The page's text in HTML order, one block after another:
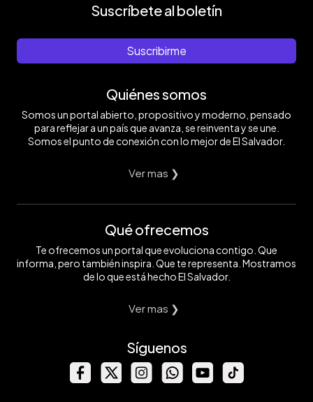
Suscríbete al boletín
Suscribirme
Quiénes somos
Somos un portal abierto, propositivo y moderno, pensado
para reflejar a un país que avanza, se reinventa y se une.
Somos el punto de conexión con lo mejor de El Salvador.
Ver mas ❯
Qué ofrecemos
Te ofrecemos un portal que evoluciona contigo. Que
informa, pero también inspira. Que te representa. Mostramos
de lo que está hecho El Salvador.
Ver mas ❯
Síguenos